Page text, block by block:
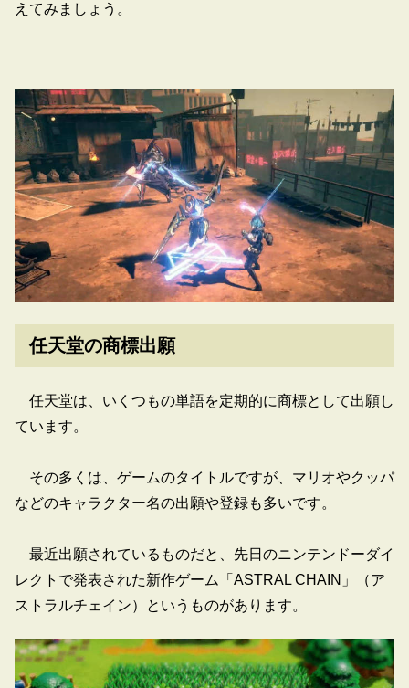
えてみましょう。
任天堂の商標出願
任天堂は、いくつもの単語を定期的に商標として出願し
ています。
その多くは、ゲームのタイトルですが、マリオやクッパ
などのキャラクター名の出願や登録も多いです。
最近出願されているものだと、先日のニンテンドーダイ
レクトで発表された新作ゲーム「ASTRAL CHAIN」（ア
ストラルチェイン）というものがあります。